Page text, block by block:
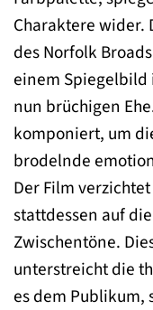
Charaktere wider.
des Norfolk
einem
nun brüchigen
komponiert, um
brodelnde
Der Film
stattdessen auf
Zwischentöne.
unterstreicht die
es dem Publikum,